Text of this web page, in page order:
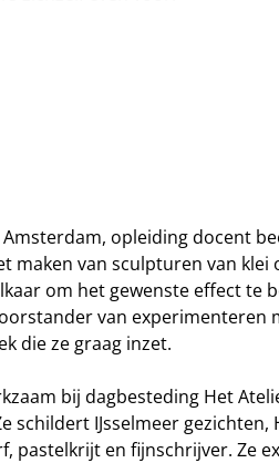
opleiding docent
maken van sculpturen van
om het gewenste effect te
van
die ze graag inzet.
bij dagbesteding Het
schildert IJsselmeer
pastelkrijt en fijnschrijver. Ze